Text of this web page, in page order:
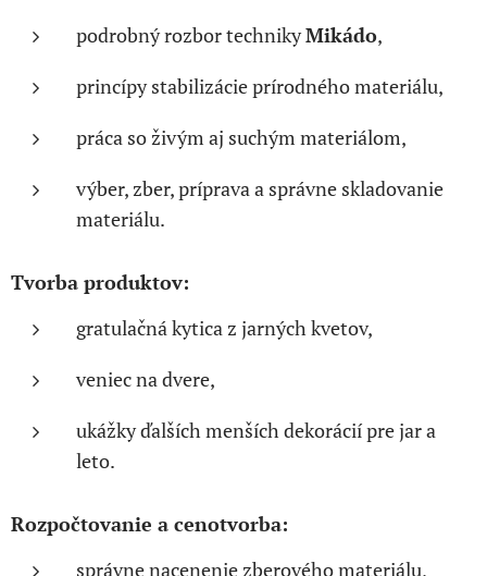
podrobný rozbor technikyMikádo,
princípy stabilizácie prírodného materiálu,
práca so živým aj suchým materiálom,
výber, zber, príprava a správne skladovanie
materiálu.
Tvorba produktov:
gratulačná kytica z jarných kvetov,
veniec na dvere,
ukážky ďalších menších dekorácií pre jar a
leto.
Rozpočtovanie a cenotvorba:
správne nacenenie zberového materiálu,